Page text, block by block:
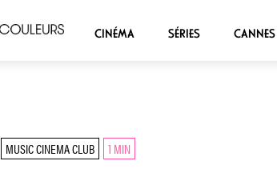
CINÉMA SÉRIES
MUSIC CINEMA CLUB 1 MIN